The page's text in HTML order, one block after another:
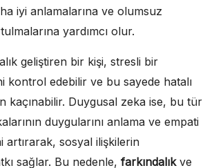
iyi anlamalarına ve olumsuz
yardımcı olur.
geliştiren bir kişi, stresli bir
kontrol edebilir ve bu sayede hatalı
kaçınabilir. Duygusal zeka ise, bu tür
duygularını anlama ve empati
artırarak, sosyal ilişkilerin
sağlar. Bu nedenle, farkındalıkve